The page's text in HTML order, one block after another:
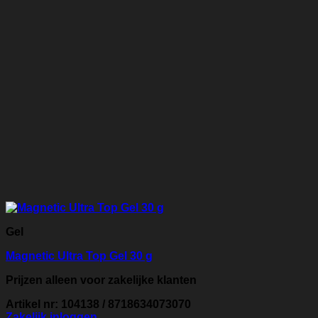
Gel
Magnetic Ultra Top Gel 30 g
Prijzen alleen voor zakelijke klanten
Artikel nr: 104138 / 8718634073070